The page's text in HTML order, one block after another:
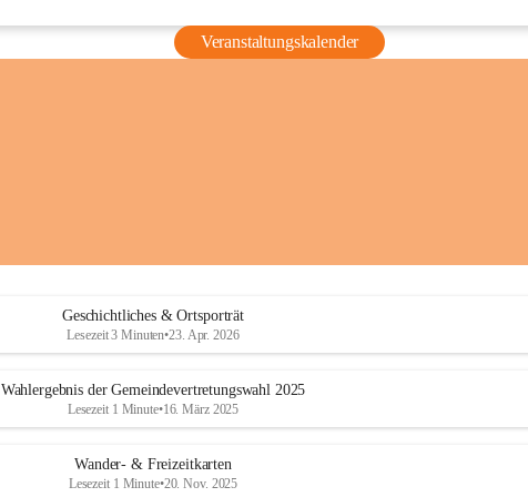
Veranstaltungskalender
Geschichtliches & Ortsporträt
Lesezeit 3 Minuten•23. Apr. 2026
Wahlergebnis der Gemeindevertretungswahl 2025
Lesezeit 1 Minute•16. März 2025
Wander- & Freizeitkarten
Lesezeit 1 Minute•20. Nov. 2025